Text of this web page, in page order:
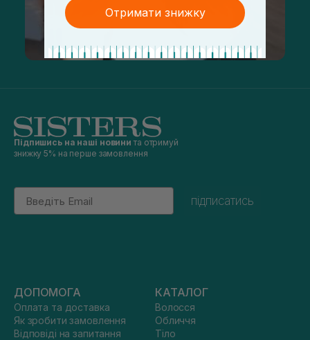
Підпишись на наші новини та отримуй
знижку 5% на перше замовлення
Email
підписатись
ДОПОМОГА
Оплата та доставка
Як зробити замовлення
Відповіді на запитання
КАТАЛОГ
Волосся
Обличчя
Тіло
Отримати знижку